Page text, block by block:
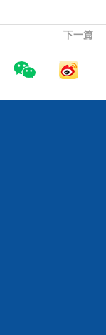
下一篇